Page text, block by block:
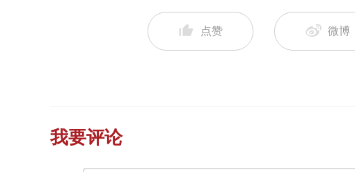
点赞 微博
我要评论